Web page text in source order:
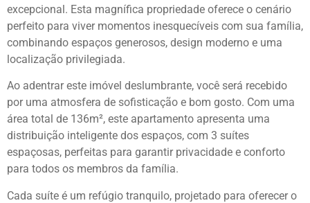
excepcional. Esta magnífica propriedade oferece o cenário
perfeito para viver momentos inesquecíveis com sua família,
combinando espaços generosos, design moderno e uma
localização privilegiada.
Ao adentrar este imóvel deslumbrante, você será recebido
por uma atmosfera de sofisticação e bom gosto. Com uma
área total de 136m², este apartamento apresenta uma
distribuição inteligente dos espaços, com 3 suítes
espaçosas, perfeitas para garantir privacidade e conforto
para todos os membros da família.
Cada suíte é um refúgio tranquilo, projetado para oferecer o